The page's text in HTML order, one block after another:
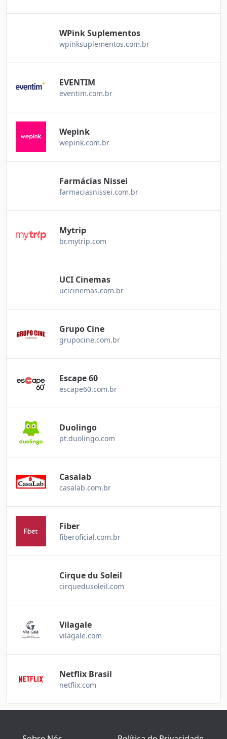
WPink Suplementos
wpinksuplementos.com.br
EVENTIM
eventim.com.br
Wepink
wepink.com.br
Farmácias Nissei
farmaciasnissei.com.br
Mytrip
br.mytrip.com
UCI Cinemas
ucicinemas.com.br
Grupo Cine
grupocine.com.br
Escape 60
escape60.com.br
Duolingo
pt.duolingo.com
Casalab
casalab.com.br
Fiber
fiberoficial.com.br
Cirque du Soleil
cirquedusoleil.com
Vilagale
vilagale.com
Netflix Brasil
netflix.com